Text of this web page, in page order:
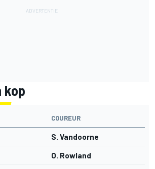
kop
COUREUR
S. Vandoorne
O. Rowland